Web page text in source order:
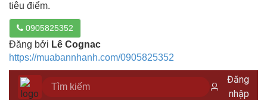
tiêu điểm.
0905825352
Đăng bởi Lê Cognac
https://muabannhanh.com/0905825352